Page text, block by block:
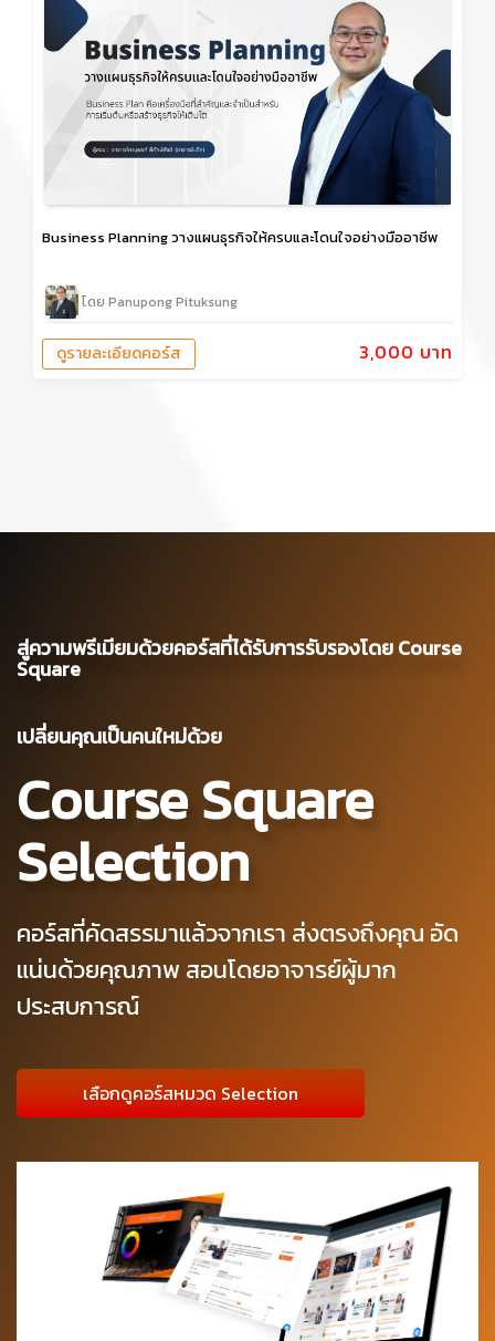
Business Planning วางแผนธุรกิจให้ครบและโดนใจอย่างมืออาชีพ
โดย Panupong Pituksung
3,000 บาท
ดูรายละเอียดคอร์ส
สู่ความพรีเมียมด้วยคอร์สที่ได้รับการรับรองโดย Course
Square
เปลี่ยนคุณเป็นคนใหม่ด้วย
Course Square
Selection
คอร์สที่คัดสรรมาแล้วจากเรา ส่งตรงถึงคุณ อัด
แน่นด้วยคุณภาพ สอนโดยอาจารย์ผู้มาก
ประสบการณ์
เลือกดูคอร์สหมวด Selection